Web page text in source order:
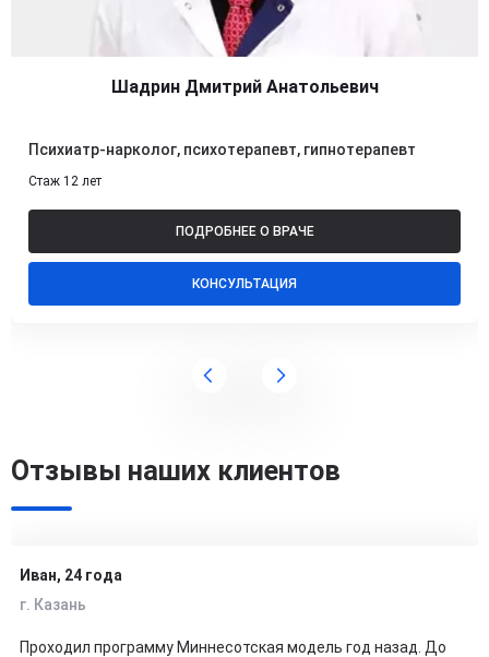
Шадрин Дмитрий Анатольевич
Психиатр-нарколог, психотерапевт, гипнотерапевт
Стаж 12 лет
ПОДРОБНЕЕ О ВРАЧЕ
КОНСУЛЬТАЦИЯ
Отзывы наших клиентов
Иван, 24 года
г. Казань
Проходил программу Миннесотская модель год назад. До